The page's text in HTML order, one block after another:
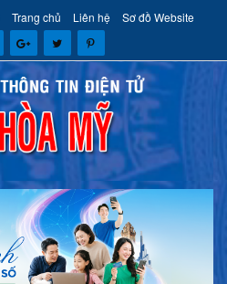
Trang chủ Liên hệ Sơ đồ Website